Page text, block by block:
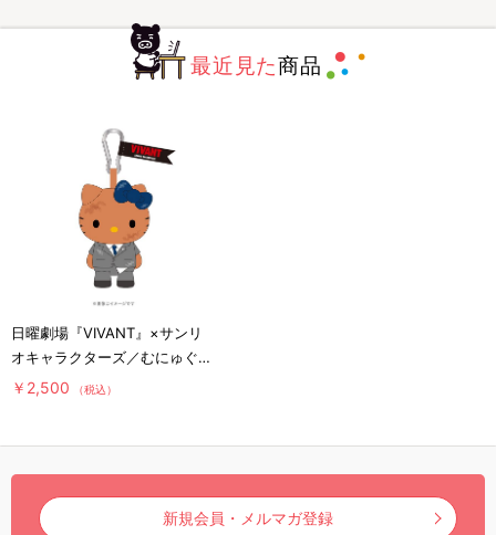
最近見た商品
日曜劇場『VIVANT』×サンリ
オキャラクターズ／むにゅぐる
み (ハローキティ)
￥2,500 （税込）
新規会員・メルマガ登録